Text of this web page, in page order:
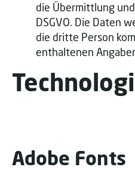
die Übermittlung
DSGVO. Die Daten
die dritte Person
enthaltenen
Adobe Fonts